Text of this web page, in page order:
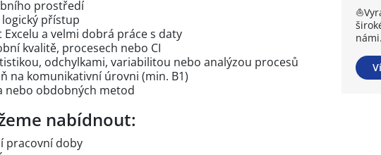
námi.
prostředí
přístup
a velmi dobrá práce s daty
kvalitě, procesech nebo CI
odchylkami, variabilitou nebo analýzou procesů
na komunikativní úrovni (min. B1)
nebo obdobných metod
nabídnout:
pracovní doby